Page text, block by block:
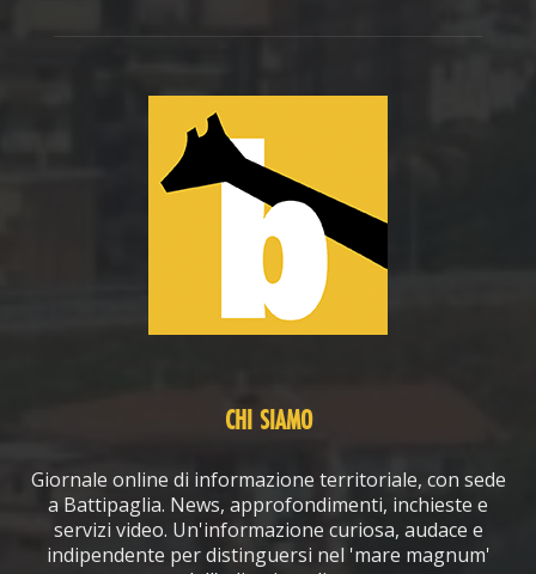
CHI SIAMO
Giornale online di informazione territoriale, con sede
a Battipaglia. News, approfondimenti, inchieste e
servizi video. Un'informazione curiosa, audace e
indipendente per distinguersi nel 'mare magnum'